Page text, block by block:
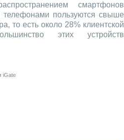
смартфонов
телефонами пользуются свыше
то есть около 28% клиентской
этих устройств
iGate